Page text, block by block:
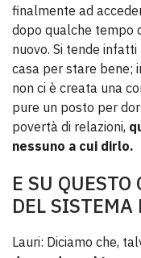
finalmente ad
dopo qualche tempo
nuovo. Si tende
casa per stare bene;
non ci è creata una
pure un posto per
povertà di relazioni,
nessuno a cui dirlo.
E SU
DEL SISTEMA
Lauri: Diciamo che,